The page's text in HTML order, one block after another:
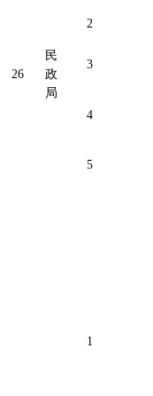
26
民
政
局
2
3
4
5
1